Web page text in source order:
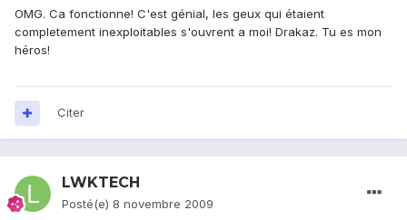
OMG. Ca fonctionne! C'est génial, les geux qui étaient
completement inexploitables s'ouvrent a moi! Drakaz. Tu es mon
héros!
Citer
LWKTECH
Posté(e) 8 novembre 2009